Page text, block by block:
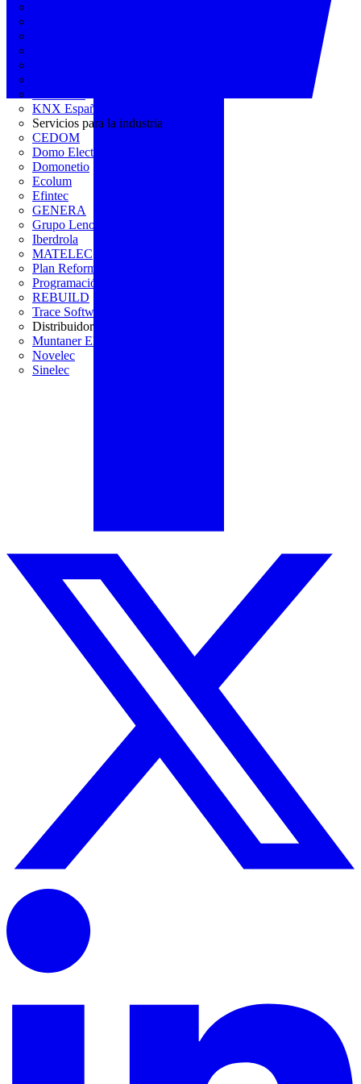
KNX España
Servicios para la industria
CEDOM
Domo Electra
Domonetio
Ecolum
Efintec
GENERA
Grupo Lenor
Iberdrola
MATELEC
Plan Reforma
Programación Integral
REBUILD
Trace Software
Distribuidor
Muntaner Electro
Novelec
Sinelec